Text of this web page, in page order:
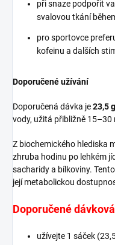
při snaze podpořit
svalovou tkání
pro sportovce
kofeinu a dalších
Doporučené užívání
Doporučená dávka je23,5
vody, užitá přibližně
Z biochemického hlediska
zhruba hodinu po lehkém
sacharidy a bílkoviny.
její metabolickou
Doporučené
užívejte 1 sáček